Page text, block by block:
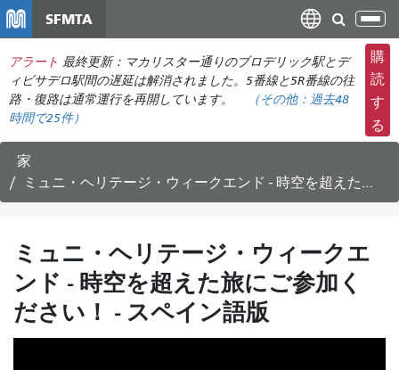
ン
コ
ン
ン
に
移
SFMTA
ナ
ビ
ゲ
ー
シ
ョ
の
切
替
アラート 最終更新：マカリスター通りのブロデリック駅とデ
ィビサデロ駅間の遅延は解消されました。5番線と5R番線の往
路・復路は通常運行を再開しています。
（その他： 過去48
時間で25件）
購
読
す
る
家
ミュニ・ヘリテージ・ウィークエンド - 時空を超えた旅にご参加ください！ - スペイン語版
ミュニ・ヘリテージ・ウィークエ
ンド - 時空を超えた旅にご参加く
ださい！ - スペイン語版